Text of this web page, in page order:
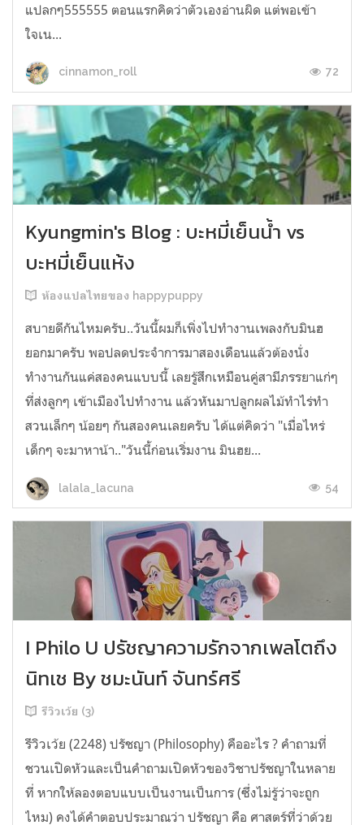
แปลกๆ555555 ตอนแรกคิดว่าตัวเองอ่านผิด แต่พอเข้า
ใจเน...
cinnamon_roll 72
Kyungmin's Blog : บะหมี่เย็นน้ำ vs
บะหมี่เย็นแห้ง
ห้องแปลไทยของ happypuppy
สบายดีกันไหมครับ..วันนี้ผมก็เพิ่งไปทำงานเพลงกับมินฮ
ยอกมาครับ พอปลดประจำการมาสองเดือนแล้วต้องนั่ง
ทำงานกันแค่สองคนแบบนี้ เลยรู้สึกเหมือนคู่สามีภรรยาแก่ๆ
ที่ส่งลูกๆ เข้าเมืองไปทำงาน แล้วหันมาปลูกผลไม้ทำไร่ทำ
สวนเล็กๆ น้อยๆ กันสองคนเลยครับ ได้แต่คิดว่า "เมื่อไหร่
เด็กๆ จะมาหาน้า.."วันนี้ก่อนเริ่มงาน มินฮย...
lalala_lacuna 54
I Philo U ปรัชญาความรักจากเพลโตถึง
นิทเช By ชมะนันท์ จันทร์ศรี
รีวิวเว้ย (3)
รีวิวเว้ย (2248) ปรัชญา (Philosophy) คืออะไร ? คำถามที่
ชวนเปิดหัวและเป็นคำถามเปิดหัวของวิชาปรัชญาในหลาย
ที่ หากให้ลองตอบแบบเป็นงานเป็นการ (ซึ่งไม่รู้ว่าจะถูก
ไหม) คงได้คำตอบประมาณว่า ปรัชญา คือ ศาสตร์ที่ว่าด้วย